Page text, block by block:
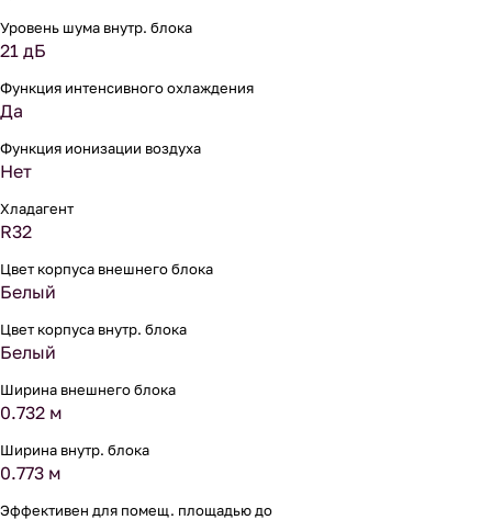
Уровень шума внутр. блока
21 дБ
Функция интенсивного охлаждения
Да
Функция ионизации воздуха
Нет
Хладагент
R32
Цвет корпуса внешнего блока
Белый
Цвет корпуса внутр. блока
Белый
Ширина внешнего блока
0.732 м
Ширина внутр. блока
0.773 м
Эффективен для помещ. площадью до